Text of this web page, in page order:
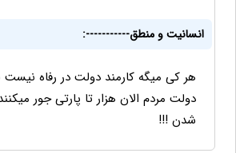
انسانیت و منطق-----------:
هر کی میگه کارمند دولت در رفاه نیست
دولت مردم الان هزار تا پارتی جور
شدن !!!